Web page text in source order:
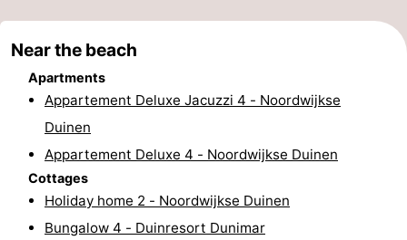
riding
Golf
-
Sportfishing
Food
Beverages
Events
Practical
Forum
Near the beach
Apartments
Appartement Deluxe Jacuzzi 4 - Noordwijkse
Duinen
Appartement Deluxe 4 - Noordwijkse Duinen
Cottages
Holiday home 2 - Noordwijkse Duinen
Bungalow 4 - Duinresort Dunimar